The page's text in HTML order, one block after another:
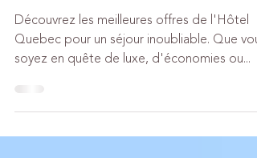
Découvrez les Meilleures Offres de Hotel Quebec
Chambre pour un Séjour Inoubliable
Découvrez les meilleures offres de l'Hôtel
soyez en quête de luxe, d'économies ou...